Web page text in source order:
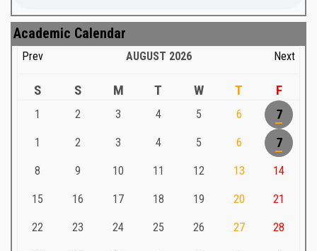
Academic Calendar
Prev AUGUST 2026 Next
S S M T W T F
1 2 3 4 5 6 7
1 2 3 4 5 6 7
8 9 10 11 12 13 14
15 16 17 18 19 20 21
22 23 24 25 26 27 28